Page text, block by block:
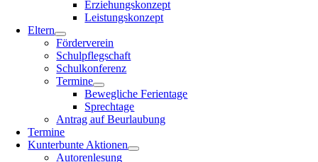
Erziehungskonzept
Leistungskonzept
Eltern
Förderverein
Schulpflegschaft
Schulkonferenz
Termine
Bewegliche Ferientage
Sprechtage
Antrag auf Beurlaubung
Termine
Kunterbunte Aktionen
Autorenlesung